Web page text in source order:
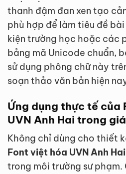
thanh đậm đan xen tạo
phù hợp để làm tiêu đề
kiện trường học hoặc các
bảng mã Unicode chuẩn,
sử dụng phông chữ này
soạn thảo văn bản hiện
Ứng dụng thực tế của
UVN Anh Hai trong
Không chỉ dùng cho thiết
Font việt hóa UVN Anh Hai
trong môi trường sư phạm.